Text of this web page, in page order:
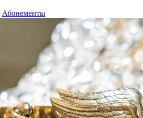
Абонементы